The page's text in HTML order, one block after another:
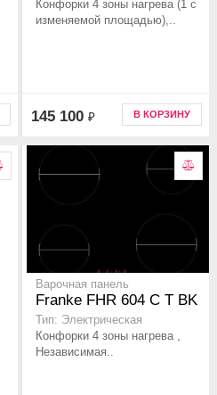
Конфорки 4 зоны нагрева (1 с
изменяемой площадью),..
145 100 ₽ В КОРЗИНУ
Варочная панель
Franke FHR 604 C T BK
Тип: Электрическая
Конфорки 4 зоны нагрева ,
Независимая..